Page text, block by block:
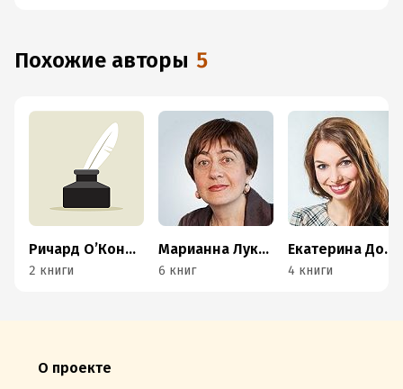
Похожие авторы 5
Ричард О’Коннор
2 книги
Марианна Лукашенко
6 книг
Екатерина Додонова
4 книги
О проекте